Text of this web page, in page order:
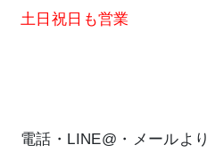
土日祝日 も営業
電話・LINE@・メールより